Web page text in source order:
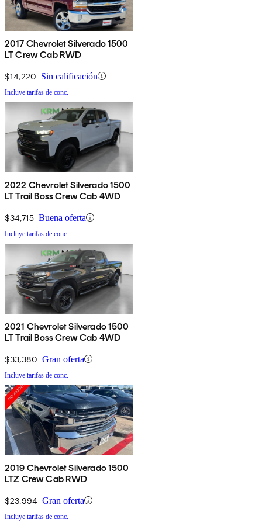
2017 Chevrolet Silverado 1500
LT Crew Cab RWD
$14,220 Sin calificación
Incluye tarifas de conc.
2022 Chevrolet Silverado 1500
LT Trail Boss Crew Cab 4WD
$34,715 Buena oferta
Incluye tarifas de conc.
2021 Chevrolet Silverado 1500
LT Trail Boss Crew Cab 4WD
$33,380 Gran oferta
Incluye tarifas de conc.
2019 Chevrolet Silverado 1500
LTZ Crew Cab RWD
$23,994 Gran oferta
Incluye tarifas de conc.